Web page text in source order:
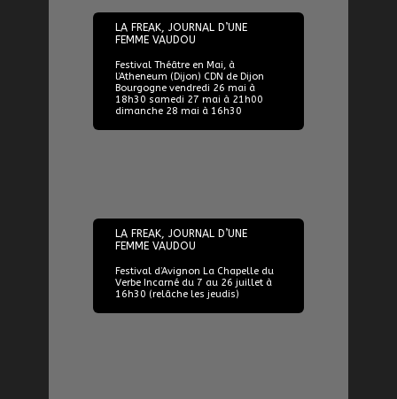
26/05/2023
LA FREAK, JOURNAL D’UNE
FEMME VAUDOU
Festival Théâtre en Mai, à
l’Atheneum (Dijon) CDN de Dijon
Bourgogne vendredi 26 mai à
18h30 samedi 27 mai à 21h00
dimanche 28 mai à 16h30
07/07/2023
LA FREAK, JOURNAL D’UNE
FEMME VAUDOU
Festival d’Avignon La Chapelle du
Verbe Incarné du 7 au 26 juillet à
16h30 (relâche les jeudis)